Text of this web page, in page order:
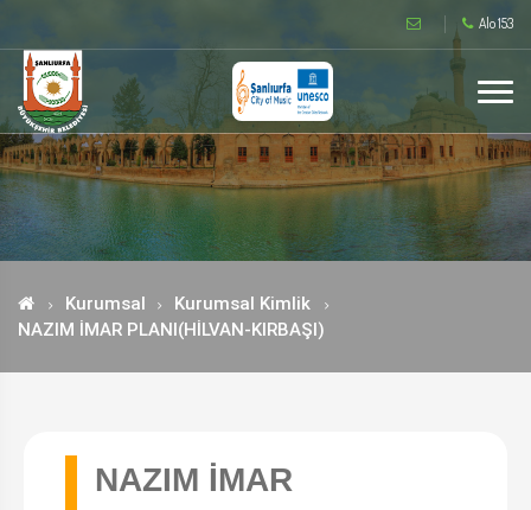
Alo 153
Kurumsal
Kurumsal Kimlik
NAZIM İMAR PLANI(HİLVAN-KIRBAŞI)
NAZIM İMAR